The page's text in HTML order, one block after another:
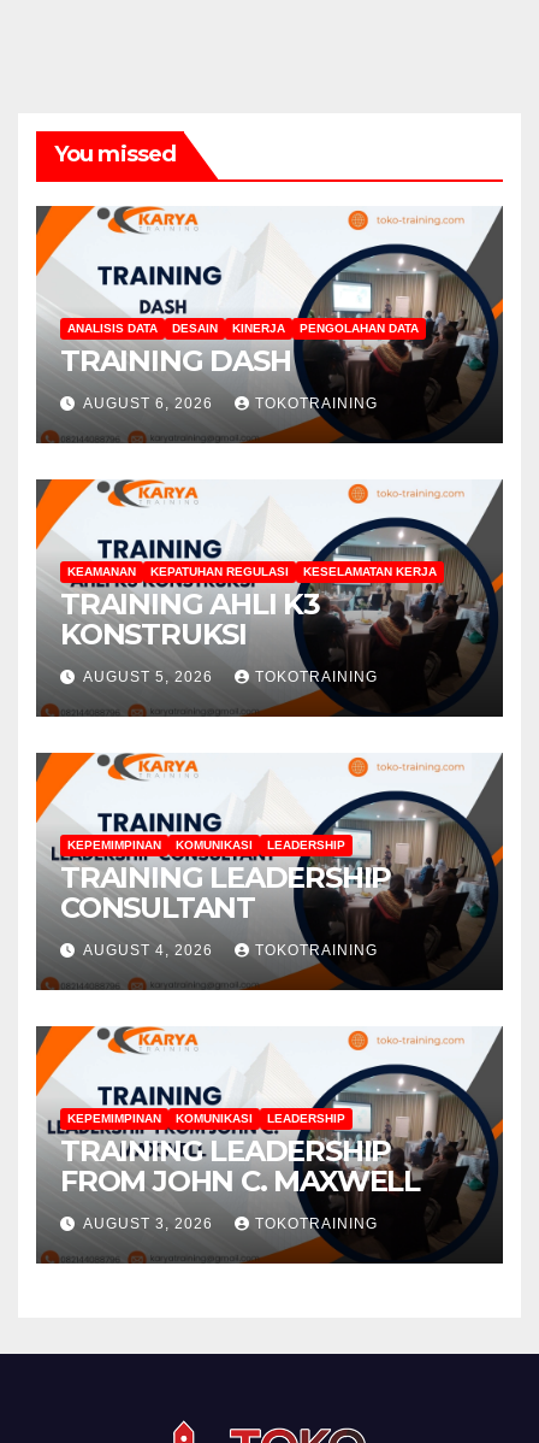
You missed
ANALISIS DATA DESAIN KINERJA PENGOLAHAN DATA
TRAINING DASH
AUGUST 6, 2026 TOKOTRAINING
KEAMANAN KEPATUHAN REGULASI KESELAMATAN KERJA
TRAINING AHLI K3
KONSTRUKSI
AUGUST 5, 2026 TOKOTRAINING
KEPEMIMPINAN KOMUNIKASI LEADERSHIP
TRAINING LEADERSHIP
CONSULTANT
AUGUST 4, 2026 TOKOTRAINING
KEPEMIMPINAN KOMUNIKASI LEADERSHIP
TRAINING LEADERSHIP
FROM JOHN C. MAXWELL
AUGUST 3, 2026 TOKOTRAINING